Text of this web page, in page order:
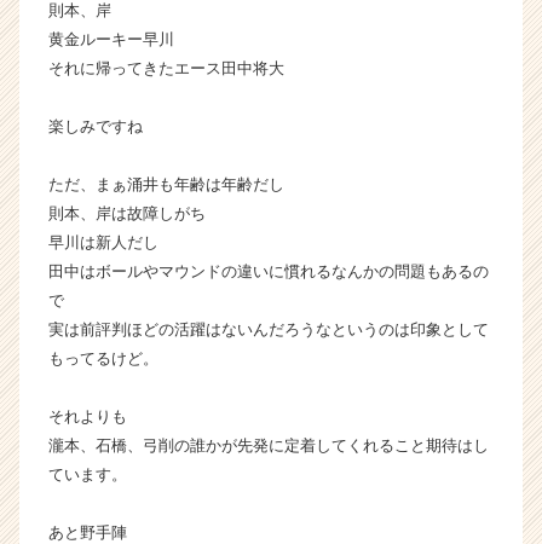
ト
就
活
ト
ア
ア
則本、岸
黄金ルーキー早川
それに帰ってきたエース田中将大
楽しみですね
ただ、まぁ涌井も年齢は年齢だし
則本、岸は故障しがち
早川は新人だし
田中はボールやマウンドの違いに慣れるなんかの問題もあるの
で
実は前評判ほどの活躍はないんだろうなというのは印象として
もってるけど。
それよりも
瀧本、石橋、弓削の誰かが先発に定着してくれること期待はし
ています。
あと野手陣